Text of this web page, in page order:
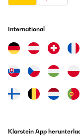
International
Klarstein App